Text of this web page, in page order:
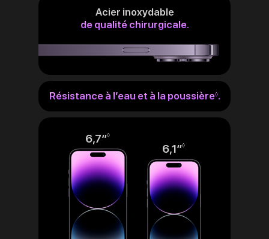
Acier inoxydable
de qualité chirurgicale.
Résistance à l’eau et à la poussière◊.
aux
mentions
6,7″◊
aux
mentions
légales
6,1″◊
aux
mentions
légales